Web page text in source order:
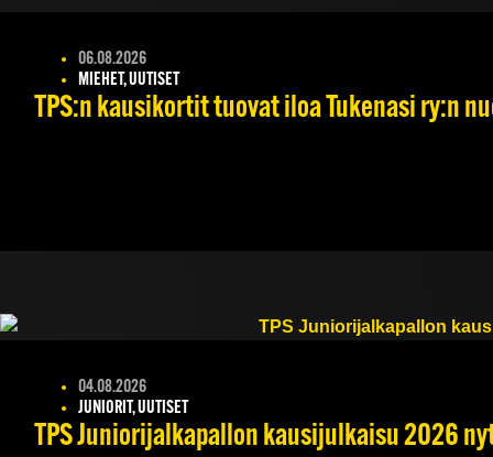
06.08.2026
MIEHET, UUTISET
TPS:n kausikortit tuovat iloa Tukenasi ry:n
04.08.2026
JUNIORIT, UUTISET
TPS Juniorijalkapallon kausijulkaisu 2026